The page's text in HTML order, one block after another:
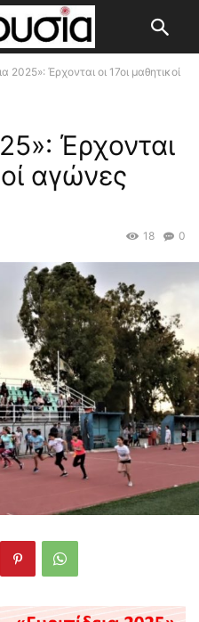
2025»: Έρχονται οι 17οι μαθητικοί
Έρχονται
αγώνες
0
18